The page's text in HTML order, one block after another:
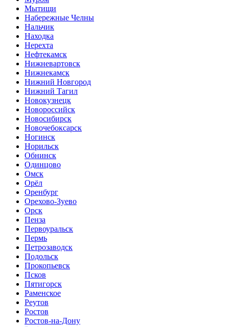
Мытищи
Набережные Челны
Нальчик
Находка
Нерехта
Нефтекамск
Нижневартовск
Нижнекамск
Нижний Новгород
Нижний Тагил
Новокузнецк
Новороссийск
Новосибирск
Новочебоксарск
Ногинск
Норильск
Обнинск
Одинцово
Омск
Орёл
Оренбург
Орехово-Зуево
Орск
Пенза
Первоуральск
Пермь
Петрозаводск
Подольск
Прокопьевск
Псков
Пятигорск
Раменское
Реутов
Ростов
Ростов-на-Дону